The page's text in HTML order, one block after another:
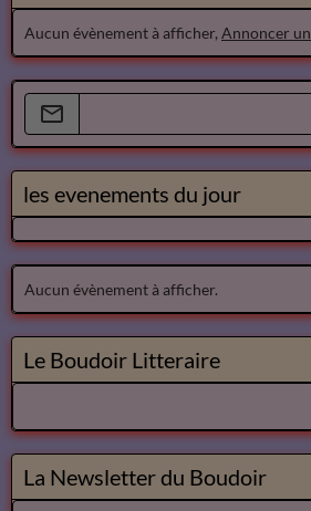
Aucun évènement à afficher, Annoncer
les evenements du jour
Aucun évènement à afficher.
Le Boudoir Litteraire
La Newsletter du Boudoir